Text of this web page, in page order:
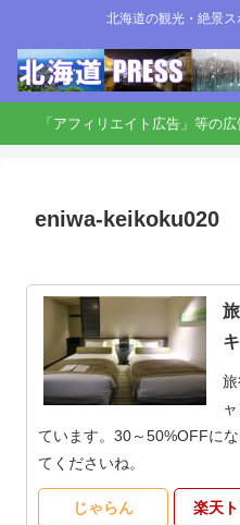
北海道の観光・絶景
「アフィリエイト広告」等の
eniwa-keikoku020
ています。30～50%OFFに
てくださいね。
じゃらん 楽天